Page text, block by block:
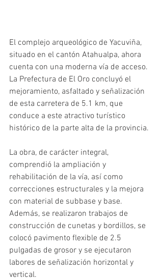
El complejo arqueológico de Yacuviña,
situado en el cantón Atahualpa, ahora
cuenta con una moderna vía de acceso.
La Prefectura de El Oro concluyó el
mejoramiento, asfaltado y señalización
de esta carretera de 5.1 km, que
conduce a este atractivo turístico
histórico de la parte alta de la provincia.
La obra, de carácter integral,
comprendió la ampliación y
rehabilitación de la vía, así como
correcciones estructurales y la mejora
con material de subbase y base.
Además, se realizaron trabajos de
construcción de cunetas y bordillos, se
colocó pavimento flexible de 2.5
pulgadas de grosor y se ejecutaron
labores de señalización horizontal y
vertical.